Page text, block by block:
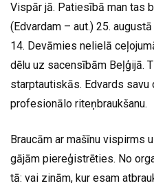
Vispār jā. Patiesībā man tas
(Edvardam – aut.) 25.
14. Devāmies nelielā
dēlu uz sacensībām Beļģijā.
starptautiskās. Edvards
profesionālo riteņbraukšanu.
Braucām ar mašīnu vispirms
gājām piereģistrēties. No
tā: vai zinām, kur esam